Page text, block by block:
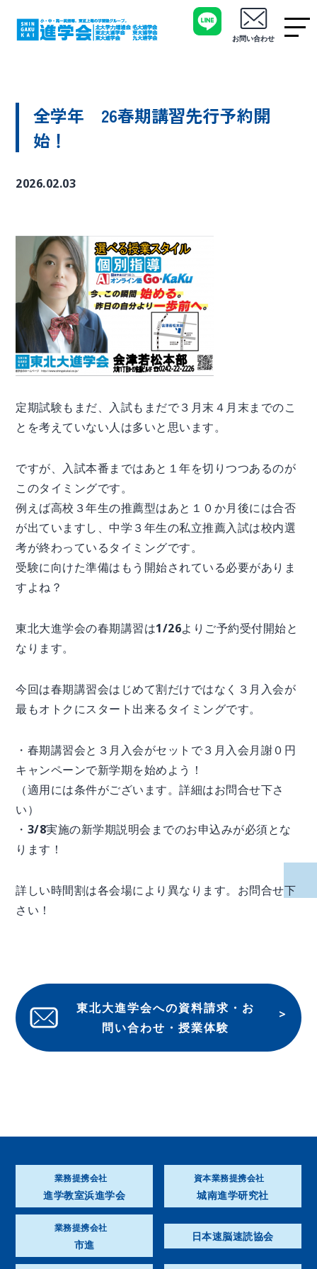
お問い合わせ
全学年 26春期講習先行予約開
始！
2026.02.03
定期試験もまだ、入試もまだで３月末４月末までのこ
とを考えていない人は多いと思います。
ですが、入試本番まではあと１年を切りつつあるのが
このタイミングです。
例えば高校３年生の推薦型はあと１０か月後には合否
が出ていますし、中学３年生の私立推薦入試は校内選
考が終わっているタイミングです。
受験に向けた準備はもう開始されている必要がありま
すよね？
東北大進学会の春期講習は1/26よりご予約受付開始と
なります。
今回は春期講習会はじめて割だけではなく３月入会が
最もオトクにスタート出来るタイミングです。
・春期講習会と３月入会がセットで３月入会月謝０円
キャンペーンで新学期を始めよう！
（適用には条件がございます。詳細はお問合せ下さ
い）
・3/8実施の新学期説明会までのお申込みが必須とな
ります！
詳しい時間割は各会場により異なります。お問合せ下
さい！
東北大進学会への資料請求・お
問い合わせ・授業体験
業務提携会社
進学教室浜進学会
資本業務提携会社
城南進学研究社
業務提携会社
市進
日本速脳速読協会